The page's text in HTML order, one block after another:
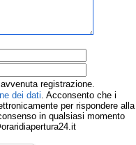
registrazione.
dei dati. Acconsento che i
per rispondere alla
in qualsiasi momento